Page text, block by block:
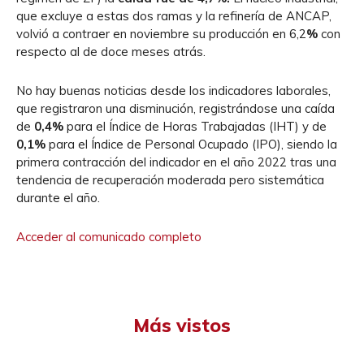
que excluye a estas dos ramas y la refinería de ANCAP,
volvió a contraer en noviembre su producción en 6,2% con
respecto al de doce meses atrás.
No hay buenas noticias desde los indicadores laborales,
que registraron una disminución, registrándose una caída
de 0,4% para el Índice de Horas Trabajadas (IHT) y de
0,1% para el Índice de Personal Ocupado (IPO), siendo la
primera contracción del indicador en el año 2022 tras una
tendencia de recuperación moderada pero sistemática
durante el año.
Acceder al comunicado completo
Más vistos